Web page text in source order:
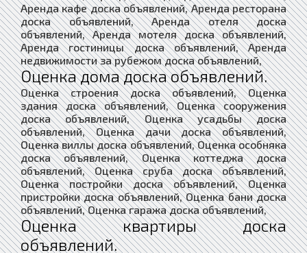
Аренда кафе доска объявлений, Аренда ресторана
доска объявлений, Аренда отеля доска
объявлений, Аренда мотеля доска объявлений,
Аренда гостиницы доска объявлений, Аренда
недвижимости за рубежом доска объявлений,
Оценка дома доска объявлений.
Оценка строения доска объявлений, Оценка
здания доска объявлений, Оценка сооружения
доска объявлений, Оценка усадьбы доска
объявлений, Оценка дачи доска объявлений,
Оценка виллы доска объявлений, Оценка особняка
доска объявлений, Оценка коттеджа доска
объявлений, Оценка сруба доска объявлений,
Оценка постройки доска объявлений, Оценка
пристройки доска объявлений, Оценка бани доска
объявлений, Оценка гаража доска объявлений,
Оценка квартиры доска
объявлений.